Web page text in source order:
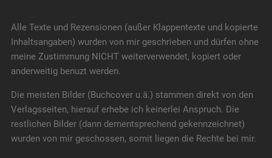
Alle Texte und Rezensionen (außer Klappentexte und kopierte
Inhaltsangaben) wurden von mir geschrieben und dürfen ohne
meine Zustimmung NICHT weiterverwendet, kopiert oder
anderweitig benuzt werden.
Die meisten Bilder (Buchcover u.ä.) stammen direkt von den
Verlagsseiten, hierauf erhebe ich keinerlei Anspruch. Die
restlichen Bilder (dann dementsprechend gekennzeichnet)
wurden von mir geschossen, somit liegen die Rechte bei mir.